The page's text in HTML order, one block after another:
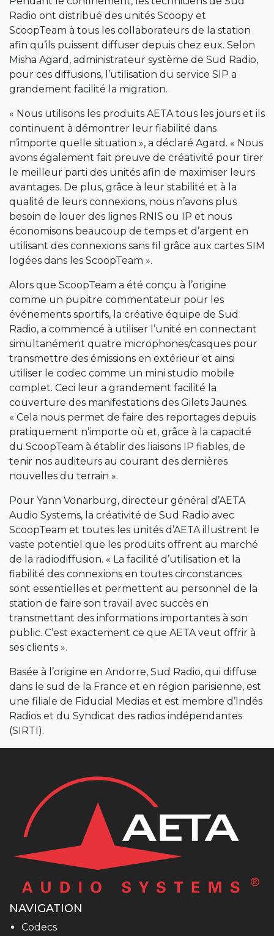
Radio ont distribué des unités Scoopy et
ScoopTeam à tous les collaborateurs de la station
afin qu’ils puissent diffuser depuis chez eux. Selon
Misha Agard, administrateur système de Sud Radio,
pour ces diffusions, l’utilisation du service SIP a
grandement facilité la migration.
« Nous utilisons les produits AETA tous les jours et ils
continuent à démontrer leur fiabilité dans
n’importe quelle situation », a déclaré Agard. « Nous
avons également fait preuve de créativité pour tirer
le meilleur parti des unités afin de maximiser leurs
avantages. De plus, grâce à leur stabilité et à la
qualité de leurs connexions, nous n’avons plus
besoin de louer des lignes RNIS ou IP et nous
économisons beaucoup de temps et d’argent en
utilisant des connexions sans fil grâce aux cartes SIM
logées dans les ScoopTeam ».
Alors que ScoopTeam a été conçu à l’origine
comme un pupitre commentateur pour les
événements sportifs, la créative équipe de Sud
Radio, a commencé à utiliser l’unité en connectant
simultanément quatre microphones/casques pour
transmettre des émissions en extérieur et ainsi
utiliser le codec comme un mini studio mobile
complet. Ceci leur a grandement facilité la
couverture des manifestations des Gilets Jaunes.
« Cela nous permet de faire des reportages depuis
pratiquement n’importe où et, grâce à la capacité
du ScoopTeam à établir des liaisons IP fiables, de
tenir nos auditeurs au courant des dernières
nouvelles du terrain ».
Pour Yann Vonarburg, directeur général d’AETA
Audio Systems, la créativité de Sud Radio avec
ScoopTeam et toutes les unités d’AETA illustrent le
vaste potentiel que les produits offrent au marché
de la radiodiffusion. « La facilité d’utilisation et la
fiabilité des connexions en toutes circonstances
sont essentielles et permettent au personnel de la
station de faire son travail avec succès en
transmettant des informations importantes à son
public. C’est exactement ce que AETA veut offrir à
ses clients ».
Basée à l’origine en Andorre, Sud Radio, qui diffuse
dans le sud de la France et en région parisienne, est
une filiale de Fiducial Medias et est membre d’Indés
Radios et du Syndicat des radios indépendantes
(SIRTI).
NAVIGATION
Codecs